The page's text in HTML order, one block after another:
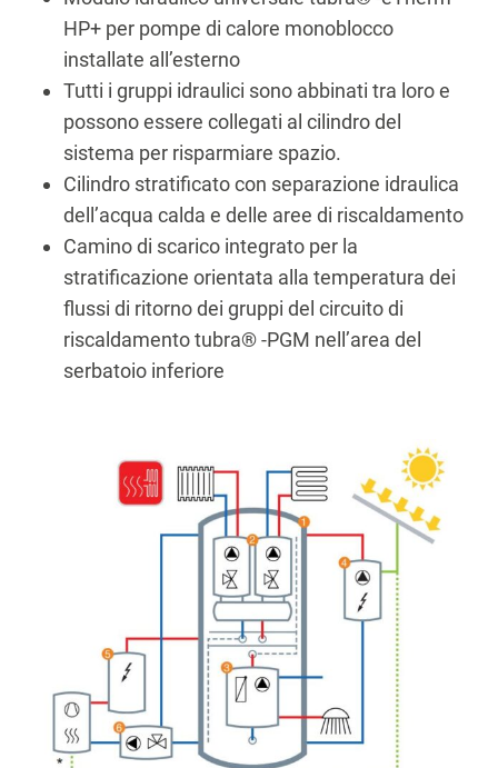
HP+ per pompe di calore monoblocco
installate all’esterno
Tutti i gruppi idraulici sono abbinati tra loro e
possono essere collegati al cilindro del
sistema per risparmiare spazio.
Cilindro stratificato con separazione idraulica
dell’acqua calda e delle aree di riscaldamento
Camino di scarico integrato per la
stratificazione orientata alla temperatura dei
flussi di ritorno dei gruppi del circuito di
riscaldamento tubra® -PGM nell’area del
serbatoio inferiore